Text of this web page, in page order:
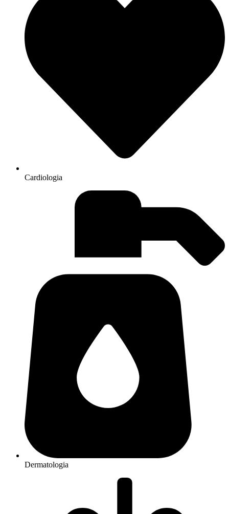
Cardiologia
Dermatologia